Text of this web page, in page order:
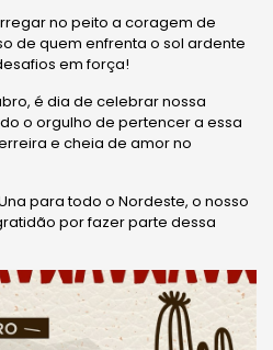
no peito a coragem de
de quem enfrenta o sol ardente
em força!
é dia de celebrar nossa
o orgulho de pertencer a essa
e cheia de amor no
para todo o Nordeste, o nosso
por fazer parte dessa